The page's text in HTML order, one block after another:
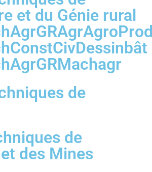
et du Génie rural
de
de
des Mines